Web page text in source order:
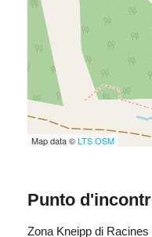
Map data ©LTSOSM
Punto
Zona Kneipp di